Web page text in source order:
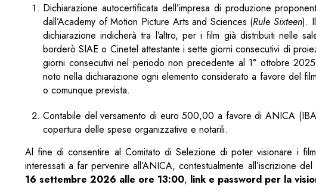
Dichiarazione autocertificata dell’impresa di produzione
dall’Academy of Motion Picture Arts and Sciences (Rule Sixteen).
dichiarazione indicherà tra l’altro, per i film già distribuiti nelle
borderò SIAE o Cinetel attestante i sette giorni consecutivi di
giorni consecutivi nel periodo non precedente al 1° ottobre
noto nella dichiarazione ogni elemento considerato a favore del
o comunque prevista.
Contabile del versamento di euro 500,00 a favore di ANICA
copertura delle spese organizzative e notarili.
Al fine di consentire al Comitato di Selezione di poter visionare i
interessati a far pervenire all’ANICA, contestualmente all’iscrizione
16 settembre 2026 alle ore 13:00, link e password per la